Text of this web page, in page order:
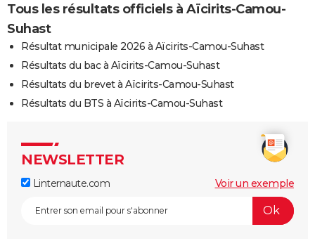
Tous les résultats officiels à Aïcirits-Camou-
Suhast
Résultat municipale 2026 à Aïcirits-Camou-Suhast
Résultats du bac à Aïcirits-Camou-Suhast
Résultats du brevet à Aïcirits-Camou-Suhast
Résultats du BTS à Aïcirits-Camou-Suhast
NEWSLETTER
Linternaute.com Voir un exemple